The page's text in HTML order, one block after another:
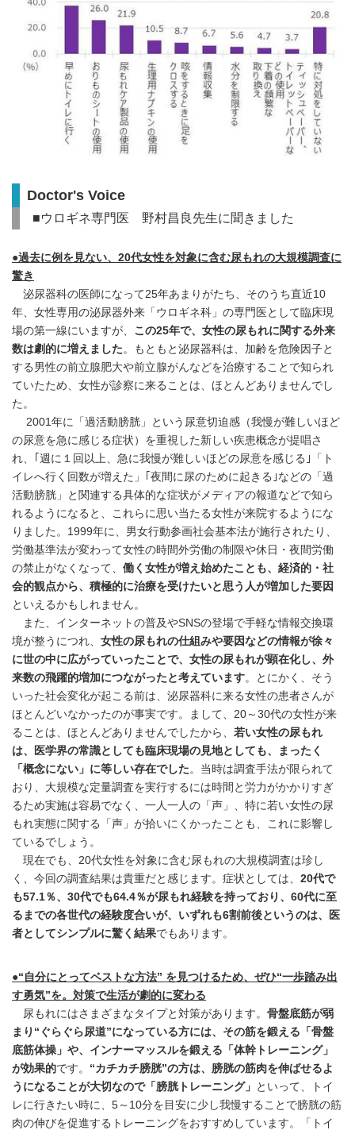
Doctor's Voice
■ウロギネ専門医 野村昌良先生に聞きました
●過去に例を見ない、20代女性を対象に含む尿もれの大規模調査に
驚き
泌尿器科の医師になって25年あまりがたち、そのうち直近10
年、女性専用の泌尿器外来「ウロギネ科」の専門医として臨床現
場の第一線にいますが、 この25年で、女性の尿もれに関する外来
数は劇的に増えました 。もともと泌尿器科は、加齢を危険因子と
する男性の前立腺肥大や前立腺がんなどを治療することで知られ
ていたため、女性が診察に来ることは、ほとんどありませんでし
た。
2001年に「過活動膀胱」という尿意切迫感（我慢が難しいほど
の尿意を急に感じる症状）を重視した新しい疾患概念が提唱さ
れ、｢週に１回以上、急に我慢が難しいほどの尿意を感じる｣「ト
イレへ行く回数が増えた」｢夜間に尿のために起きる｣などの「過
活動膀胱」と関連する具体的な症状がメディアの報道などで知ら
れるようになると、これらに思い当たる女性が来院するようにな
りました。1999年に、男女行動参画社会基本法が施行されたり、
労働基準法が変わって女性の時間外労働の制限や休日・夜間労働
の禁止がなくなって、 働く女性が増え始めたことも、経済的・社
会的観点から、積極的に治療を受けたいと思う人が増加した要因
といえるかもしれません。
また、インターネットの普及やSNSの登場で手軽な情報交換環
境が整うにつれ、 女性の尿もれの仕組みや要因などの情報が徐々
に世の中に広がっていったことで、女性の尿もれが顕在化し、外
来数の飛躍的増加につながったと考えています。とにかく、そう
いった社会変化が起こる前は、泌尿器科に来る女性の患者さんが
ほとんどいなかったのが事実です。まして、20～30代の女性が来
ることは、ほとんどありませんでしたから、 若い女性の尿もれ
は、医学界の常識としても臨床現場の見地としても、まったく
「概念にない」に等しい存在でした 。当時は調査手法が限られて
おり、大規模な定量調査を実行するには時間と労力がかかりすぎ
るため実施は容易でなく、一人一人の「声」、特に若い女性の尿
もれ実態に関する「声」が拾いにくかったことも、これに影響し
ているでしょう。
現在でも、20代女性を対象に含む尿もれの大規模調査は珍し
く、今回の調査結果は貴重だと感じます。症状としては、 20代で
も57.1％、30代でも64.4％が尿もれ経験を持っており、60代に至
るまでの各世代の経験度合いが、いずれも6割前後というのは、医
者としてシンプルに驚く結果でもあります。
●“自分にとってベストな方法” を見つけるため、ぜひ“一歩踏み出
す勇気”を。対策で生活が劇的に変わる
尿もれにはさまざまなタイプと対策があります。 骨盤底筋が弱
まり“ぐらぐら尿道”になっている方には、その筋を鍛える「骨盤
底筋体操」や、インナーマッスルを鍛える「体幹トレーニング」
が効果的です。 “カチカチ膀胱”の方は、膀胱の筋肉を伸ばせるよ
うになることが大切なので「膀胱トレーニング」 といって、トイ
レに行きたい時に、5～10分を目安に少し我慢することで膀胱の筋
肉の伸びを促進するトレーニングをおすすめしています。「トイ
English